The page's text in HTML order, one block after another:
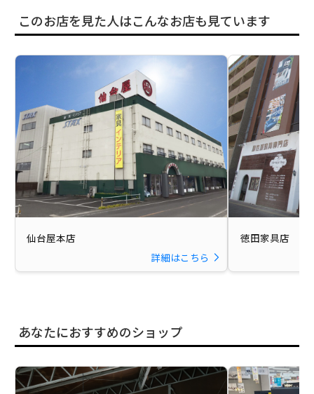
このお店を見た人はこんなお店も見ています
仙台屋本店
詳細はこちら
徳田家具店
あなたにおすすめのショップ